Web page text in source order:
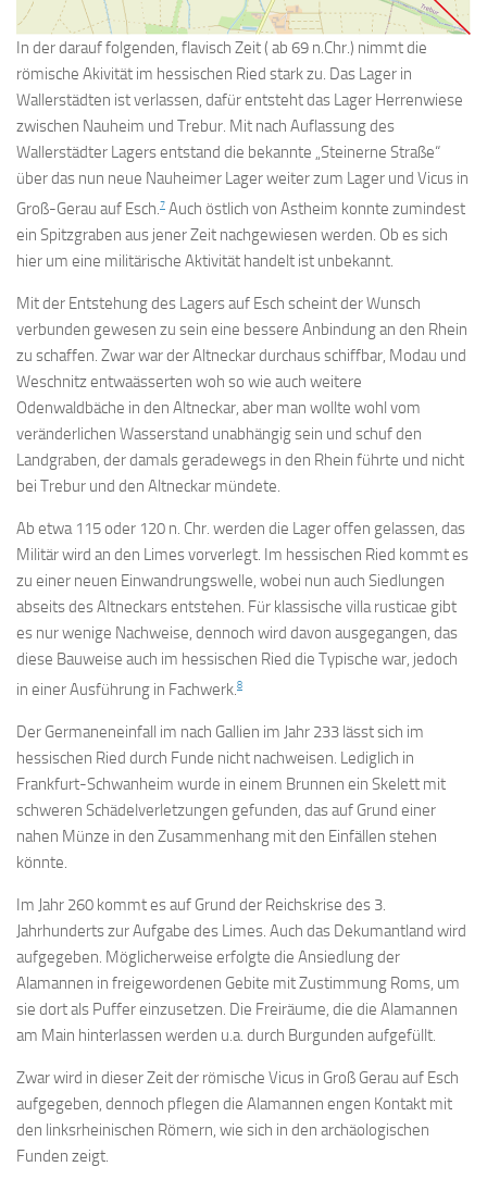
In der darauf folgenden, flavisch Zeit ( ab 69 n.Chr.) nimmt die
römische Akivität im hessischen Ried stark zu. Das Lager in
Wallerstädten ist verlassen, dafür entsteht das Lager Herrenwiese
zwischen Nauheim und Trebur. Mit nach Auflassung des
Wallerstädter Lagers entstand die bekannte „Steinerne Straße“
über das nun neue Nauheimer Lager weiter zum Lager und Vicus in
Groß-Gerau auf Esch.7 Auch östlich von Astheim konnte zumindest
ein Spitzgraben aus jener Zeit nachgewiesen werden. Ob es sich
hier um eine militärische Aktivität handelt ist unbekannt.
Mit der Entstehung des Lagers auf Esch scheint der Wunsch
verbunden gewesen zu sein eine bessere Anbindung an den Rhein
zu schaffen. Zwar war der Altneckar durchaus schiffbar, Modau und
Weschnitz entwaässerten woh so wie auch weitere
Odenwaldbäche in den Altneckar, aber man wollte wohl vom
veränderlichen Wasserstand unabhängig sein und schuf den
Landgraben, der damals geradewegs in den Rhein führte und nicht
bei Trebur und den Altneckar mündete.
Ab etwa 115 oder 120 n. Chr. werden die Lager offen gelassen, das
Militär wird an den Limes vorverlegt. Im hessischen Ried kommt es
zu einer neuen Einwandrungswelle, wobei nun auch Siedlungen
abseits des Altneckars entstehen. Für klassische villa rusticae gibt
es nur wenige Nachweise, dennoch wird davon ausgegangen, das
diese Bauweise auch im hessischen Ried die Typische war, jedoch
in einer Ausführung in Fachwerk.8
Der Germaneneinfall im nach Gallien im Jahr 233 lässt sich im
hessischen Ried durch Funde nicht nachweisen. Lediglich in
Frankfurt-Schwanheim wurde in einem Brunnen ein Skelett mit
schweren Schädelverletzungen gefunden, das auf Grund einer
nahen Münze in den Zusammenhang mit den Einfällen stehen
könnte.
Im Jahr 260 kommt es auf Grund der Reichskrise des 3.
Jahrhunderts zur Aufgabe des Limes. Auch das Dekumantland wird
aufgegeben. Möglicherweise erfolgte die Ansiedlung der
Alamannen in freigewordenen Gebite mit Zustimmung Roms, um
sie dort als Puffer einzusetzen. Die Freiräume, die die Alamannen
am Main hinterlassen werden u.a. durch Burgunden aufgefüllt.
Zwar wird in dieser Zeit der römische Vicus in Groß Gerau auf Esch
aufgegeben, dennoch pflegen die Alamannen engen Kontakt mit
den linksrheinischen Römern, wie sich in den archäologischen
Funden zeigt.